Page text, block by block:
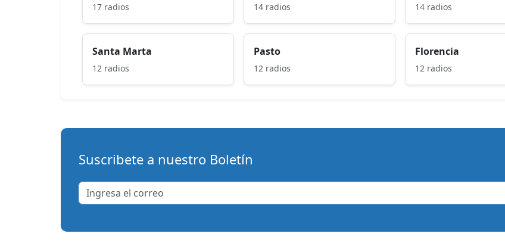
17 radios 14 radios 14 radios
Santa Marta
12 radios
Pasto
12 radios
Florencia
12 radios
Suscribete a nuestro Boletín